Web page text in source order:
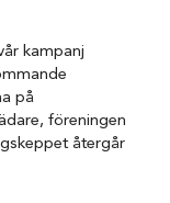
kampanj
på
föreningen
återgår